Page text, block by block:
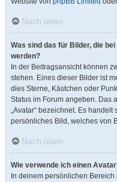
Nach oben
Was sind das für Bilder, die
werden?
In der Beitragsansicht können
stehen. Eines dieser Bilder ist
dies Sterne, Kästchen oder
Status im Forum angeben. Das
„Avatar“ bezeichnet. Es
persönliches Bild, welches von
Nach oben
Wie verwende ich einen
In deinem persönlichen Bereich